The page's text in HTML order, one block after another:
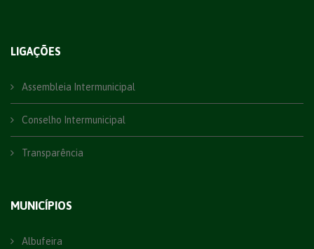
LIGAÇÕES
Assembleia Intermunicipal
Conselho Intermunicipal
Transparência
MUNICÍPIOS
Albufeira